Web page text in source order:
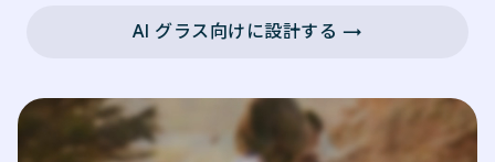
AI グラス向けに設計する →